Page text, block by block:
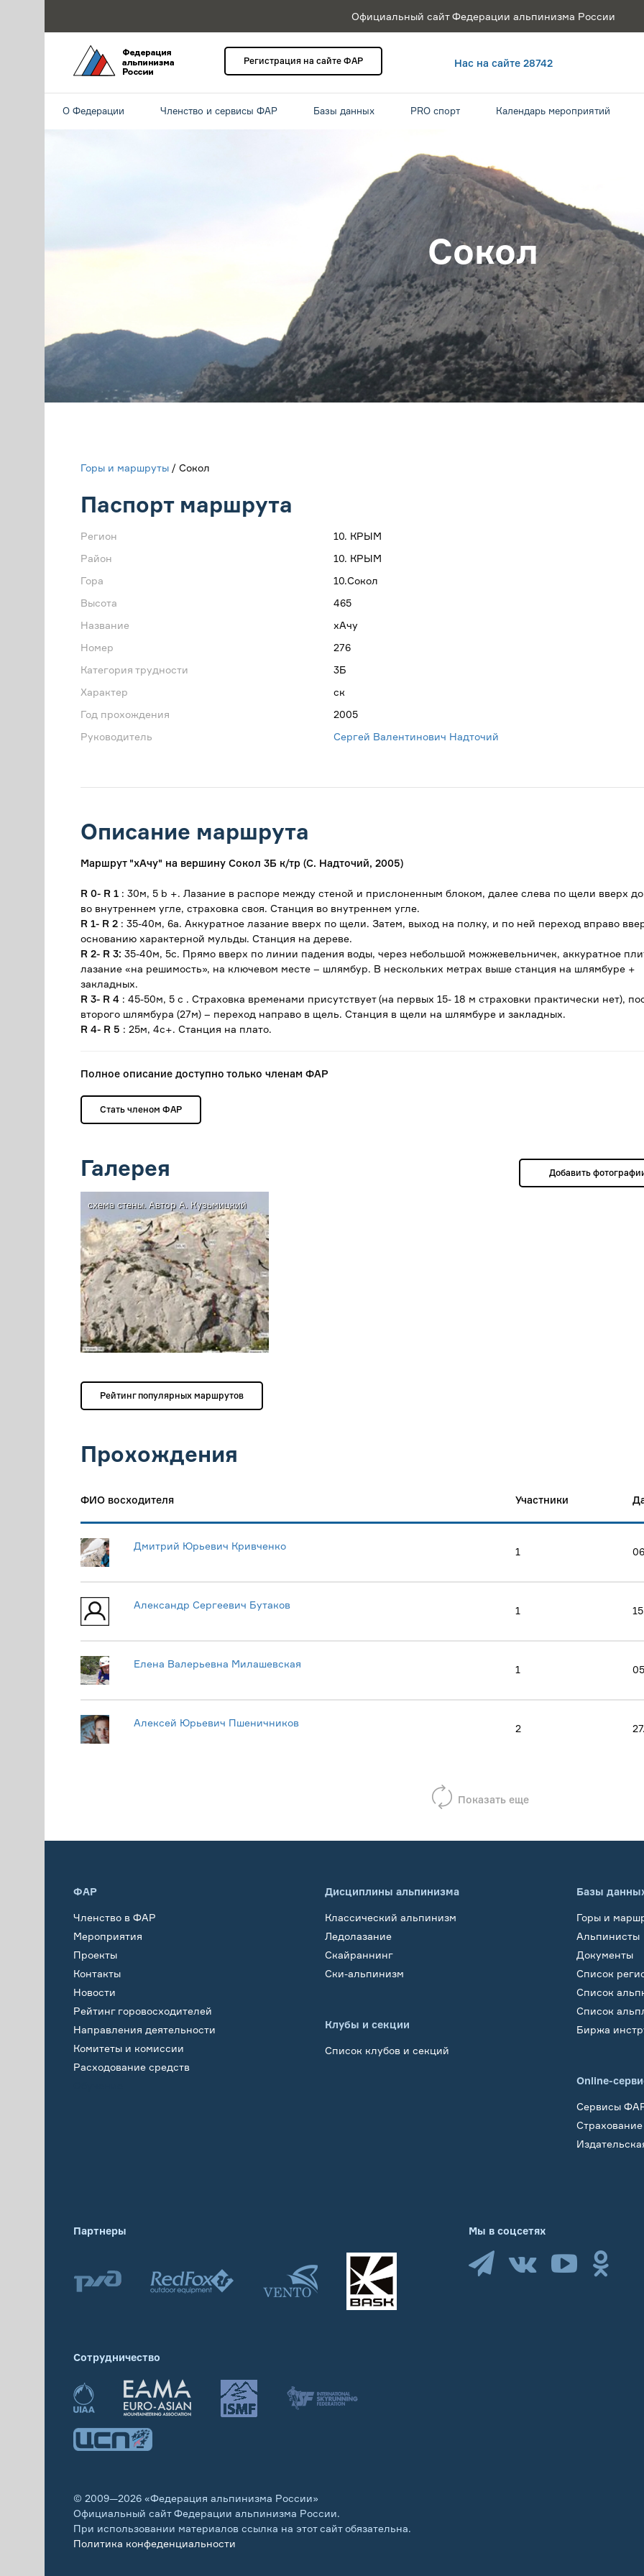
Официальный сайт Федерации альпинизма России
Регистрация на сайте ФАР Нас на сайте 28742
О Федерации Членство и сервисы ФАР Базы данных PRO спорт Календарь мероприятий
Сокол
Горы и маршруты / Сокол
Паспорт маршрута
Регион
10. КРЫМ
Район
10. КРЫМ
Гора
10.Сокол
Высота
465
Название
хАчу
Номер
276
Категория трудности
3Б
Характер
ск
Год прохождения
2005
Руководитель
Сергей Валентинович Надточий
Описание маршрута
Маршрут "хАчу" на вершину Сокол 3Б к/тр (С. Надточий, 2005)
R 0- R 1 : 30м, 5 b +. Лазание в распоре между стеной и прислоненным блоком, далее слева по щели вверх
во внутреннем угле, страховка своя. Станция во внутреннем угле.
R 1- R 2 : 35-40м, 6а. Аккуратное лазание вверх по щели. Затем, выход на полку, и по ней переход вправо
основанию характерной мульды. Станция на дереве.
R 2- R 3: 35-40м, 5с. Прямо вверх по линии падения воды, через небольшой можжевельничек, аккуратное
лазание «на решимость», на ключевом месте – шлямбур. В нескольких метрах выше станция на шлямбуре +
закладных.
R 3- R 4 : 45-50м, 5 c . Страховка временами присутствует (на первых 15- 18 м страховки практически нет),
второго шлямбура (27м) – переход направо в щель. Станция в щели на шлямбуре и закладных.
R 4- R 5 : 25м, 4с+. Станция на плато.
Полное описание доступно только членам ФАР
Стать членом ФАР
Галерея Добавить
схема стены. Автор А. Кузьмицкий
Рейтинг популярных маршрутов
Прохождения
ФИО восходителя Участники
Дмитрий Юрьевич Кривченко 1
Александр Сергеевич Бутаков 1
Елена Валерьевна Милашевская 1
Алексей Юрьевич Пшеничников 2
Показать еще
ФАР
Членство в ФАР
Мероприятия
Проекты
Контакты
Новости
Рейтинг горовосходителей
Направления деятельности
Комитеты и комиссии
Расходование средств
Дисциплины альпинизма
Классический альпинизм
Ледолазание
Скайраннинг
Ски-альпинизм
Клубы и секции
Список клубов и секций
Базы
Горы и
Альпинисты
Документы
Список
Список
Список
Биржа
Online-
Сервисы
Страхование
Партнеры
Сотрудничество
© 2009—2026 «Федерация альпинизма России»
Официальный сайт Федерации альпинизма России.
При использовании материалов ссылка на этот сайт обязательна.
Политика конфеденциальности
Мы в соцсетях